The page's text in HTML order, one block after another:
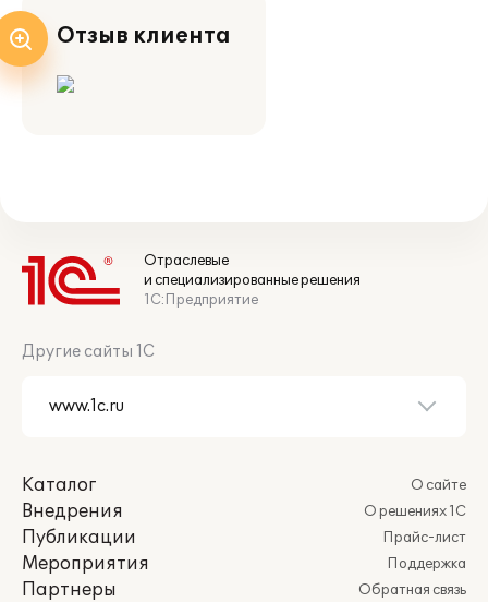
Отзыв клиента
Отраслевые
и специализированные решения
1С:Предприятие
Другие сайты 1С
Каталог
Внедрения
Публикации
Мероприятия
Партнеры
О сайте
О решениях 1С
Прайс-лист
Поддержка
Обратная связь